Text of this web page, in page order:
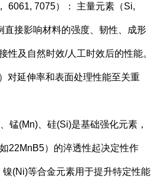
6061, 7075）： 主量元素（Si,
直接影响材料的强度、韧性、成形
性及自然时效/人工时效后的性能。
对延伸率和表面处理性能至关重
锰(Mn)、硅(Si)是基础强化元素，
22MnB5）的淬透性起决定性作
镍(Ni)等合金元素用于提升特定性能